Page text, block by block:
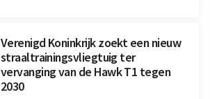
Verenigd Koninkrijk zoekt een nieuw
straaltrainingsvliegtuig ter
vervanging van de Hawk T1 tegen
2030